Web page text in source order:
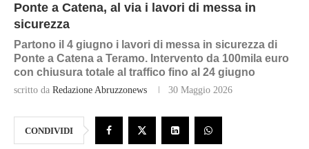
Ponte a Catena, al via i lavori di messa in
sicurezza
Partono il 4 giugno i lavori di messa in sicurezza di
Ponte a Catena a Teramo. Intervento da 100mila euro
con chiusura totale al traffico fino al 24 giugno
scritto da Redazione Abruzzonews 30 Maggio 2026
CONDIVIDI